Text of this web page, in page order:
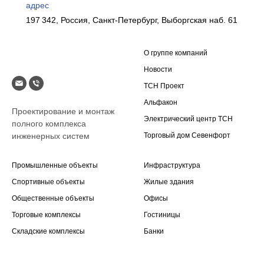
адрес
197 342, Россия, Санкт-Петербург, Выборгская наб. 61
Проектирование и монтаж
полного комплекса
инженерных систем
О группе компаний
Новости
ТСН Проект
Альфакон
Электрический центр ТСН
Торговый дом Севенфорт
Промышленные объекты
Спортивные объекты
Общественные объекты
Торговые комплексы
Складские комплексы
Инфраструктура
Жилые здания
Офисы
Гостиницы
Банки